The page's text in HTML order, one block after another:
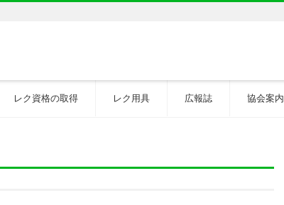
レク資格の取得 レク用具 広報誌 協会案内